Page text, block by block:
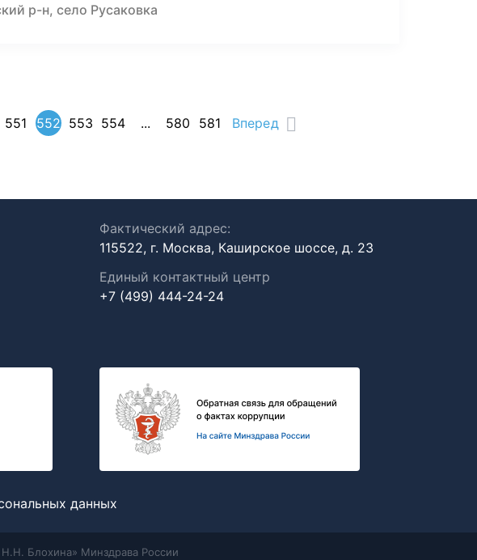
р-н, село Русаковка
551 552 553 554 ... 580 581 Вперед
Фактический адрес:
115522, г. Москва, Каширское шоссе, д. 23
Единый контактный центр
+7 (499) 444-24-24
данных
Блохина» Минздрава России